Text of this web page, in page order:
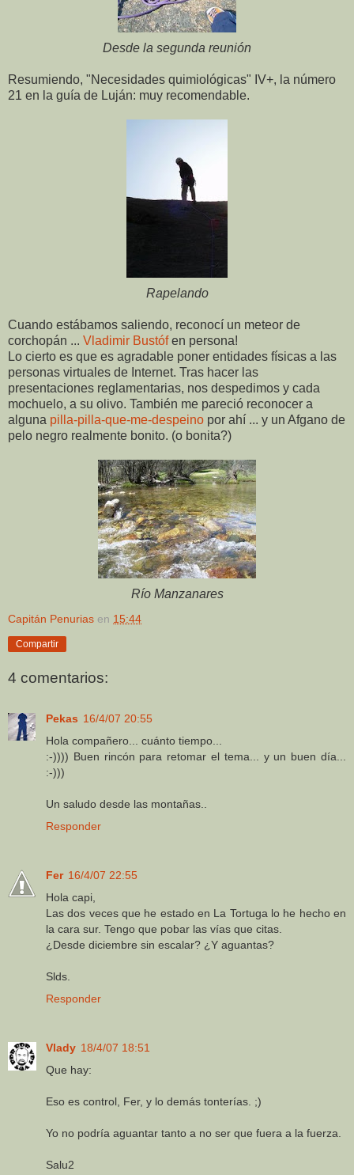
Desde la segunda reunión
Resumiendo, "Necesidades quimiológicas" IV+, la número
21 en la guía de Luján: muy recomendable.
Rapelando
Cuando estábamos saliendo, reconocí un meteor de
corchopán ... Vladimir Bustófen persona!
Lo cierto es que es agradable poner entidades físicas a las
personas virtuales de Internet. Tras hacer las
presentaciones reglamentarias, nos despedimos y cada
mochuelo, a su olivo. También me pareció reconocer a
alguna pilla-pilla-que-me-despeino por ahí ... y un Afgano de
pelo negro realmente bonito. (o bonita?)
Río Manzanares
Capitán Penurias en 15:44
Compartir
4 comentarios:
Pekas 16/4/07 20:55
Hola compañero... cuánto tiempo...
:-)))) Buen rincón para retomar el tema... y un buen día...
:-)))
Un saludo desde las montañas..
Responder
Fer 16/4/07 22:55
Hola capi,
Las dos veces que he estado en La Tortuga lo he hecho en
la cara sur. Tengo que pobar las vías que citas.
¿Desde diciembre sin escalar? ¿Y aguantas?
Slds.
Responder
Vlady 18/4/07 18:51
Que hay:
Eso es control, Fer, y lo demás tonterías. ;)
Yo no podría aguantar tanto a no ser que fuera a la fuerza.
Salu2